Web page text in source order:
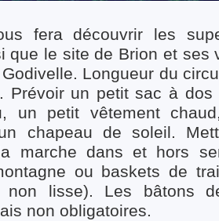
fera découvrir les
que le site de Brion et ses
Longueur du
Prévoir un petit sac à
un petit vêtement
chapeau de soleil.
marche dans et hors
ou baskets de
non lisse). Les bâtons
non obligatoires.